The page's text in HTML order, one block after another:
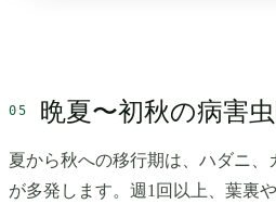
晩夏〜初秋の病害
夏から秋への移行期は、ハダニ
が多発します。週1回以上、葉裏